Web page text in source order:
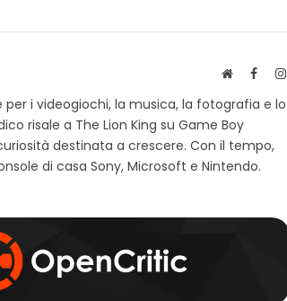
S
t
o
w
e
F
c
b
o
I
i videogiochi, la musica, la fotografia e lo
risale a The Lion King su Game Boy
destinata a crescere. Con il tempo,
di casa Sony, Microsoft e Nintendo.